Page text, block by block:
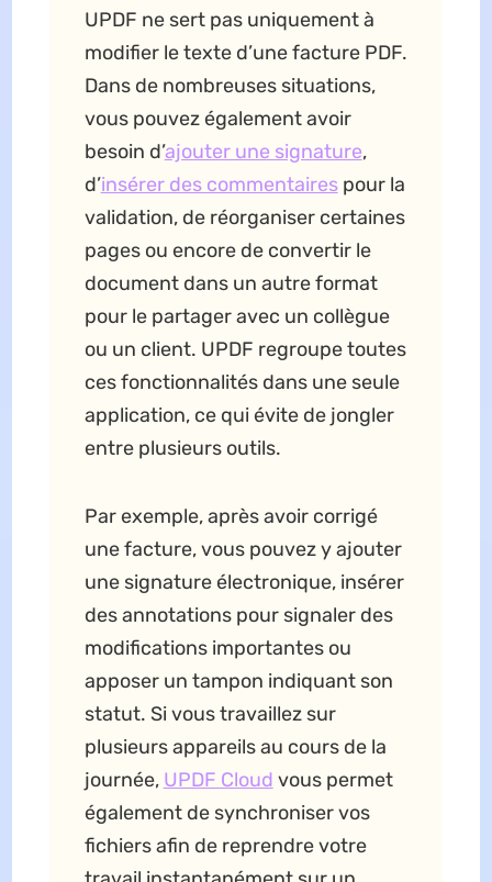
UPDF ne sert pas uniquement à
modifier le texte d’une facture PDF.
Dans de nombreuses situations,
vous pouvez également avoir
besoin d’ajouter une signature,
d’insérer des commentairespour la
validation, de réorganiser certaines
pages ou encore de convertir le
document dans un autre format
pour le partager avec un collègue
ou un client. UPDF regroupe toutes
ces fonctionnalités dans une seule
application, ce qui évite de jongler
entre plusieurs outils.
Par exemple, après avoir corrigé
une facture, vous pouvez y ajouter
une signature électronique, insérer
des annotations pour signaler des
modifications importantes ou
apposer un tampon indiquant son
statut. Si vous travaillez sur
plusieurs appareils au cours de la
journée, UPDF Cloud vous permet
également de synchroniser vos
fichiers afin de reprendre votre